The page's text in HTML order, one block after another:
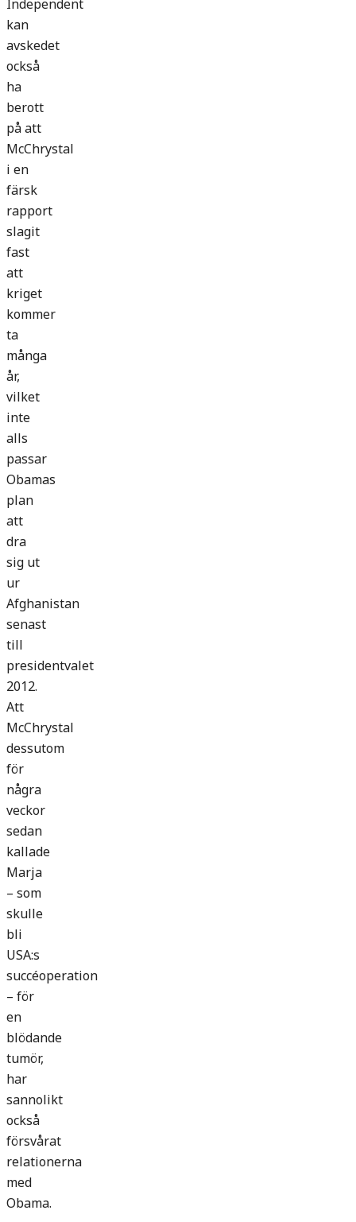
kan
avskedet
också
ha
berott
på att
McChrystal
i en
färsk
rapport
slagit
fast
att
kriget
kommer
ta
många
år,
vilket
inte
alls
passar
Obamas
plan
att
dra
sig ut
ur
Afghanistan
senast
till
presidentvalet
2012.
Att
McChrystal
dessutom
för
några
veckor
sedan
kallade
Marja
– som
skulle
bli
USA:s
succéoperation
– för
en
blödande
tumör,
har
sannolikt
också
försvårat
relationerna
med
Obama.